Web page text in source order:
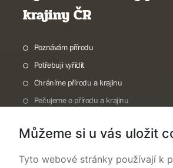
krajiny ČR
Poznávám přírodu
Potřebuji vyřídit
Chráníme přírodu a krajinu
Pečujeme o přírodu a krajinu
O nás
Můžeme si u vás uložit
Tyto webové stránky používají k